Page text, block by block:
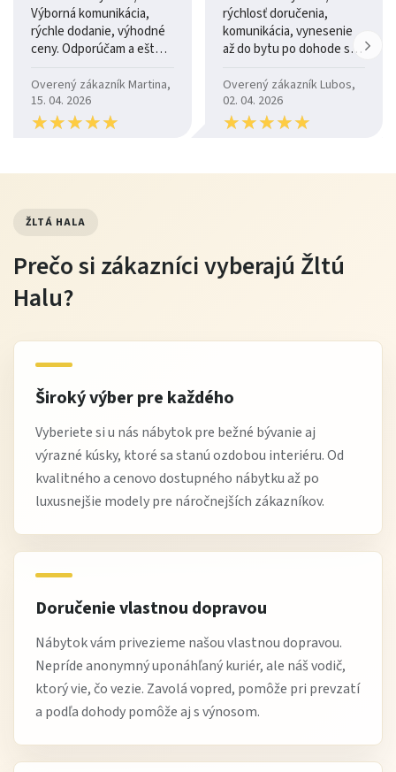
Výborná komunikácia,
rýchle dodanie, výhodné
ceny. Odporúčam a ešte
Overený zákazník Martina,
15. 04. 2026
★★★★★
★★★★★
rýchlosť doručenia,
komunikácia, vynesenie
až do bytu po dohode so
Overený zákazník Lubos,
02. 04. 2026
★★★★★
★★★★★
ŽLTÁ HALA
Prečo si zákazníci vyberajú Žltú
Halu?
Široký výber pre každého
Vyberiete si u nás nábytok pre bežné bývanie aj
výrazné kúsky, ktoré sa stanú ozdobou interiéru. Od
kvalitného a cenovo dostupného nábytku až po
luxusnejšie modely pre náročnejších zákazníkov.
Doručenie vlastnou dopravou
Nábytok vám privezieme našou vlastnou dopravou.
Nepríde anonymný uponáhľaný kuriér, ale náš vodič,
ktorý vie, čo vezie. Zavolá vopred, pomôže pri prevzatí
a podľa dohody pomôže aj s výnosom.